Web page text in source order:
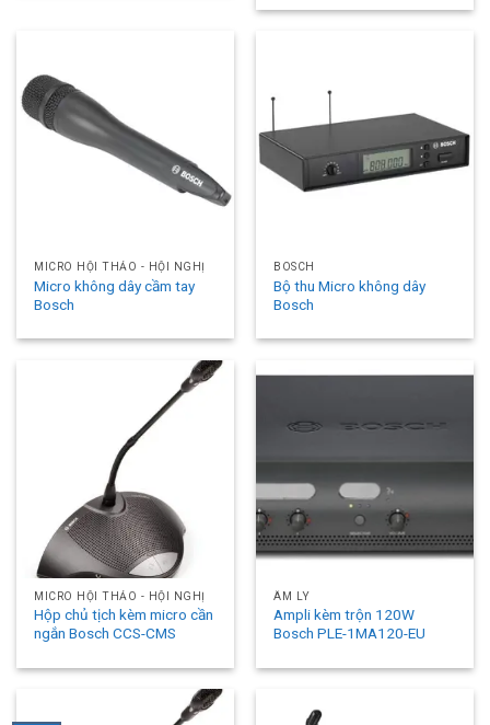
MICRO HỘI THẢO - HỘI NGHỊ
Micro không dây cầm tay
Bosch
BOSCH
Bộ thu Micro không dây
Bosch
MICRO HỘI THẢO - HỘI NGHỊ
Hộp chủ tịch kèm micro cần
ngắn Bosch CCS-CMS
ÂM LY
Ampli kèm trộn 120W
Bosch PLE-1MA120-EU